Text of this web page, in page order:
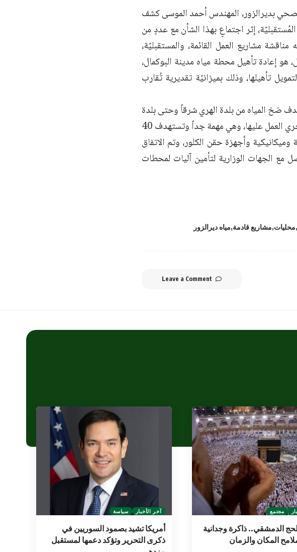
بديرالزور، المهندس أحمد الموسى كشف
إثر اجتماعٍ بهذا الشأن مع عددٍ من
مشاريع العمل القائمة، والمستقبليّة،
هو إعادة تأهيل محطة مياه مدينة البوكمال،
تأهيلها، وذلك بميزانيّة تقديرية تُقارب
ضخ المياه من بلدة الهري شرقاً وحتى بلدة
الصالحيّة، وذلك عبر محطة واحدة، إضافةً لمشاريع أخرى يجري العمل عليها، وهي مهمة جداً وتستهدف 40
وأجهزة حقن الكلور، وتم الاتفاق
مع الجهات الوزارية لتأمين آليات لمحطات
محليات مشاريع قادمة مياه ديرالزور
Leave a Comment
مجتمع
الدمشقي.. ذاكرة وجدانية
المكان والزمان
آخر الأخبار سياسة
أمريكا تشيد بصمود السوريين في
ذكرى التحرير وتؤكد دعمها لمستقبل